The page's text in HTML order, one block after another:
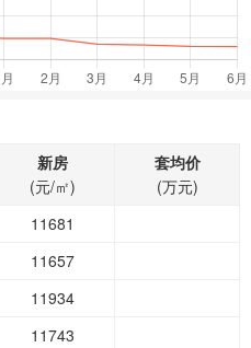
新房
(元/㎡)
套均价
(万元)
11681
11657
11934
11743